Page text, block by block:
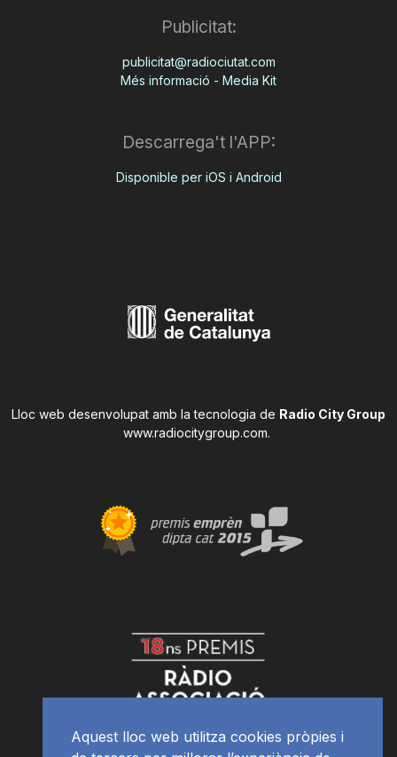
Publicitat:
publicitat@radiociutat.com
Més informació - Media Kit
Descarrega't l'APP:
Disponible per iOS i Android
Lloc web desenvolupat amb la tecnologia de Radio City Group
www.radiocitygroup.com.
Aquest lloc web utilitza cookies pròpies i